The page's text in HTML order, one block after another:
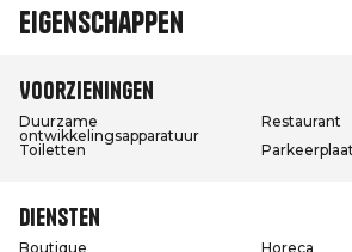
Eigenschappen
Voorzieningen
Duurzame
ontwikkelingsapparatuur
Restaurant
Toiletten
Diensten
Boutique Horeca